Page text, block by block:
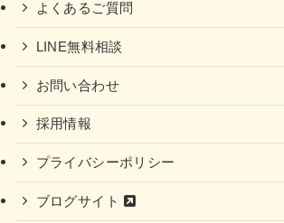
よくあるご質問
LINE無料相談
お問い合わせ
採用情報
プライバシーポリシー
ブログサイト